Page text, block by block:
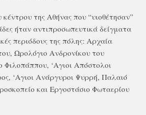
της Αθήνας που “υιοθέτησαν”
ήταν αντιπροσωπευτικά δείγματα
περιόδους της πόλης: Αρχαία
Ωρολόγιο Ανδρονίκου του
‘Aγιοι Απόστολοι
‘Αγιοι Ανάργυροι Ψυρρή, Παλαιό
και Εργοστάσιο Φωταερίου